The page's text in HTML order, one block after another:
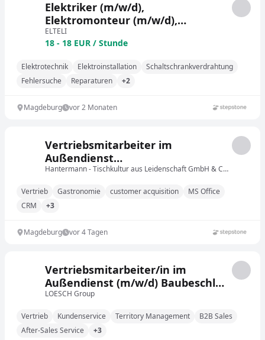
Elektriker (m/w/d),
Elektromonteur (m/w/d),
Elektroinstallateur (m/w/d)
ELTELI
18 - 18 EUR / Stunde
Elektrotechnik Elektroinstallation
Schaltschrankverdrahtung
Fehlersuche
Reparaturen +2
Magdeburg vor 2 Monaten
Vertriebsmitarbeiter im
Außendienst
Servietten/Gastronomiebedarf
Hantermann - Tischkultur aus Leidenschaft GmbH & Co. KG
Vertrieb Gastronomie customer acquisition
MS Office
CRM
+3
Magdeburg vor 4 Tagen
Vertriebsmitarbeiter/in im
Außendienst (m/w/d) Baubeschlag
& Sicherheitstechnik
LOESCH Group
Vertrieb Kundenservice Territory Management
B2B Sales
After-Sales Service
+3